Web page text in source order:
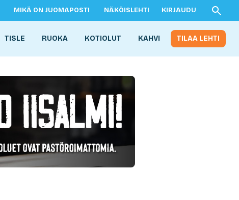
MIKÄ ON JUOMAPOSTI NÄKÖISLEHTI KIRJAUDU
TISLE RUOKA KOTIOLUT KAHVI TILAA LEHTI